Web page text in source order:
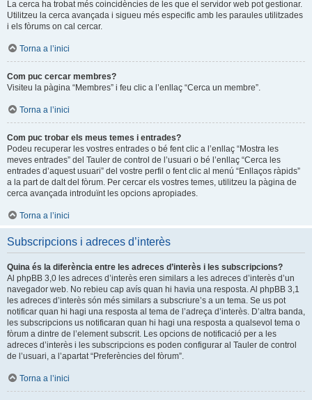
La cerca ha trobat més coincidències de les que el servidor web pot gestionar.
Utilitzeu la cerca avançada i sigueu més especific amb les paraules utilitzades
i els fòrums on cal cercar.
Torna a l’inici
Com puc cercar membres?
Visiteu la pàgina “Membres” i feu clic a l’enllaç “Cerca un membre”.
Torna a l’inici
Com puc trobar els meus temes i entrades?
Podeu recuperar les vostres entrades o bé fent clic a l’enllaç “Mostra les
meves entrades” del Tauler de control de l’usuari o bé l’enllaç “Cerca les
entrades d’aquest usuari” del vostre perfil o fent clic al menú “Enllaços ràpids”
a la part de dalt del fòrum. Per cercar els vostres temes, utilitzeu la pàgina de
cerca avançada introduïnt les opcions apropiades.
Torna a l’inici
Subscripcions i adreces d’interès
Quina és la diferència entre les adreces d’interès i les subscripcions?
Al phpBB 3,0 les adreces d’interès eren similars a les adreces d’interès d’un
navegador web. No rebieu cap avís quan hi havia una resposta. Al phpBB 3,1
les adreces d’interès són més similars a subscriure’s a un tema. Se us pot
notificar quan hi hagi una resposta al tema de l’adreça d’interès. D’altra banda,
les subscripcions us notificaran quan hi hagi una resposta a qualsevol tema o
fòrum a dintre de l’element subscrit. Les opcions de notificació per a les
adreces d’interès i les subscripcions es poden configurar al Tauler de control
de l’usuari, a l’apartat “Preferències del fòrum”.
Torna a l’inici